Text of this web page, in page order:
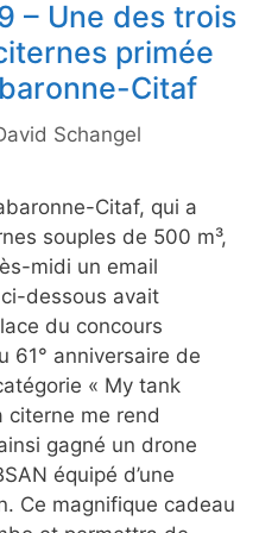
– Une des trois
primée
Citaf
Schangel
Citaf, qui a
souples de 500 m³,
midi un email
dessous avait
du concours
61° anniversaire de
« My tank
citerne me rend
gagné un drone
équipé d’une
Ce magnifique cadeau